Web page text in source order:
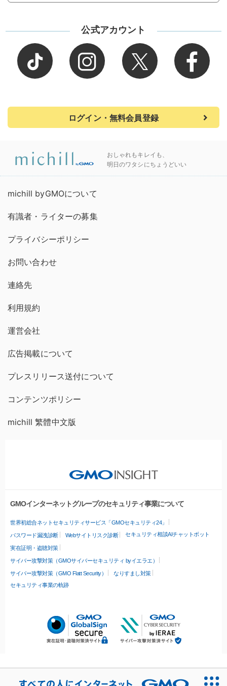
公式アカウント
ログイン・無料会員登録
おしゃれもキレイも、
明日のワタシにちょうどいい
michill byGMOについて
有識者・ライターの募集
プライバシーポリシー
お問い合わせ
連絡先
利用規約
運営会社
広告掲載について
プレスリリース送付について
コンテンツポリシー
michill 繁體中文版
GMOインターネットグループのセキュリティ事業について
世界初総合ネットセキュリティサービス「GMOセキュリティ24」
パスワード漏洩診断 Webサイトリスク診断 セキュリティ相談AIチャットボット
実在証明・盗聴対策
サイバー攻撃対策（GMOサイバーセキュリティ byイエラエ）
サイバー攻撃対策（GMO Flatt Security）
なりすまし対策
セキュリティ事業の軌跡